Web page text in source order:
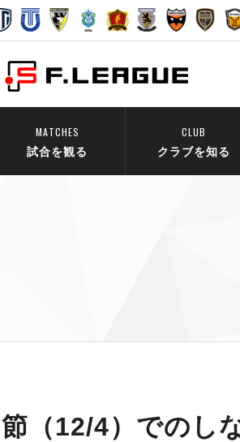
MATCHES
試合を観る
CLUB
クラブを知る
（12/4）でのし